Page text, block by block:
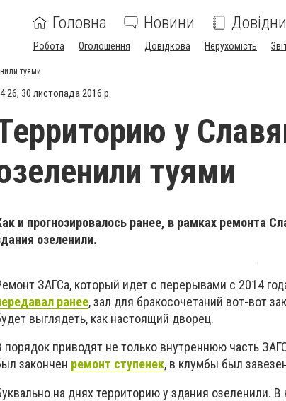
Головна Новини
Робота Оголошення Довідкова Нерухомість
туями
30 листопада 2016 р.
у
туями
и прогнозировалось ранее, в рамках ремонта
озеленили.
ЗАГСа, который идет с перерывами с 2014
ранее, зал для бракосочетаний вот-вот
выглядеть, как настоящий дворец.
порядок приводят не только внутреннюю часть
закончен ремонт ступенек, в клумбы был
на днях территорию у здания озеленили.